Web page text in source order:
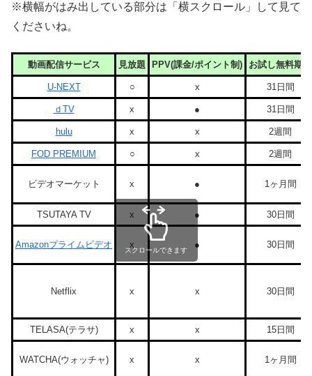
※横幅がはみ出している部分は「横スクロール」して見て
くださいね。
動画配信サービス 見放題 PPV(課金/ポイント制) お試し無料期間
U-NEXT ○ x 31日間
ｄTV x ● 31日間
hulu x x 2週間
FOD PREMIUM ○ x 2週間
ビデオマーケット x ● 1ヶ月間
TSUTAYA TV x ● 30日間
Amazonプライムビデオ x ● 30日間
Netflix x x 30日間
TELASA(テラサ) x x 15日間
WATCHA(ウォッチャ) x x 1ヶ月間
スクロールできます